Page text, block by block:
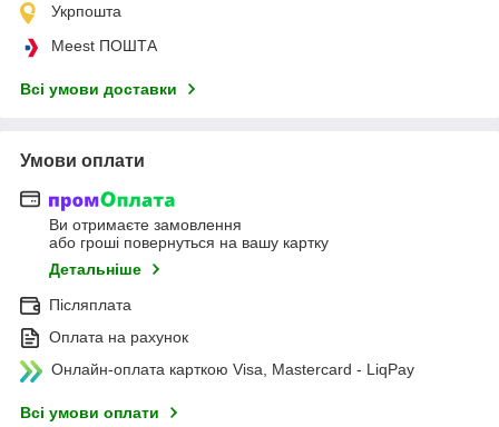
Укрпошта
Meest ПОШТА
Всі умови доставки
Умови оплати
Ви отримаєте замовлення
або гроші повернуться на вашу картку
Детальніше
Післяплата
Оплата на рахунок
Онлайн-оплата карткою Visa, Mastercard - LiqPay
Всі умови оплати